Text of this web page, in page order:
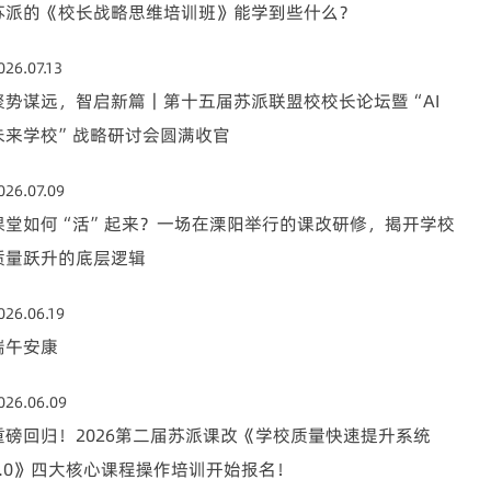
派的《校长战略思维培训班》能学到些什么？
势谋远，智启新篇｜第十五届苏派联盟校校长论坛暨“AI
来学校”战略研讨会圆满收官
堂如何“活”起来？一场在溧阳举行的课改研修，揭开学校
量跃升的底层逻辑
午安康
磅回归！2026第二届苏派课改《学校质量快速提升系统
》四大核心课程操作培训开始报名！